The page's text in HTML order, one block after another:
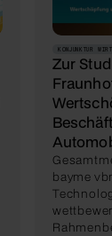
KONJUNKTUR
Zur
bayme